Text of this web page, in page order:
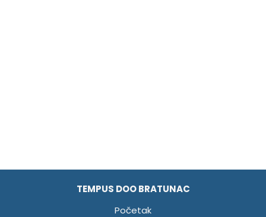
TEMPUS DOO BRATUNAC
Početak